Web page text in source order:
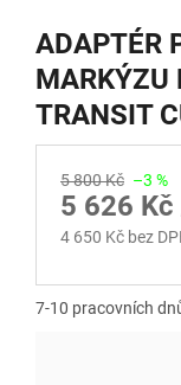
ADAPTÉR
MARKÝZU
TRANSIT
5 800 Kč –3 %
5 626 Kč
4 650 Kč bez
7-10 pracovních